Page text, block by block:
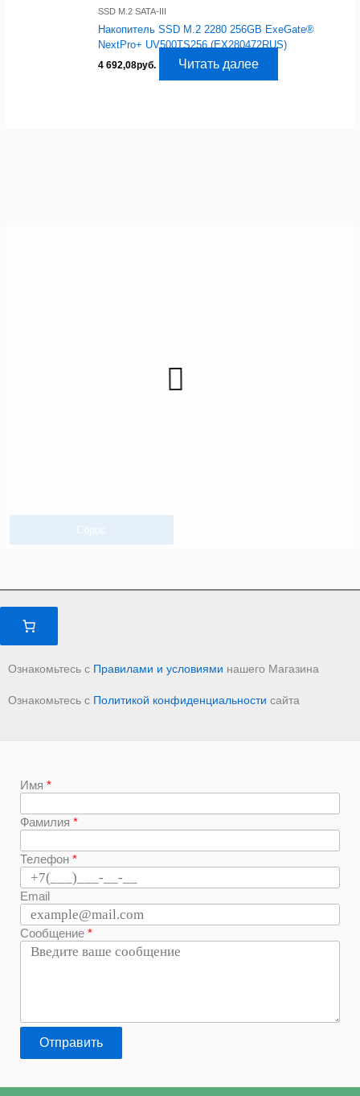
Сброс
SSD M.2 SATA-III
Накопитель SSD M.2 2280 256GB ExeGate®
NextPro+ UV500TS256 (EX280472RUS)
4 692,08руб. Читать далее
Ознакомьтесь с Правилами и условиями нашего Магазина
Ознакомьтесь с Политикой конфиденциальности сайта
Имя
Фамилия
Телефон
Email
Сообщение
Отправить